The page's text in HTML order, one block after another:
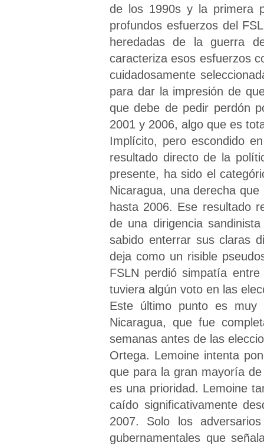
de los 1990s y la primera
profundos esfuerzos del
heredadas de la guerra
caracteriza esos esfuerzos
cuidadosamente
para dar la impresión de
que debe de pedir perdón
2001 y 2006, algo que es
Implícito, pero escondido
resultado directo de la
presente, ha sido el
Nicaragua, una derecha
hasta 2006. Ese resultado
de una dirigencia
sabido enterrar sus claras
deja como un risible
FSLN perdió simpatía
tuviera algún voto en las
Este último punto es
Nicaragua, que fue
semanas antes de las
Ortega. Lemoine intenta
que para la gran mayoría
es una prioridad. Lemoine
caído significativamente
2007. Solo los
gubernamentales que